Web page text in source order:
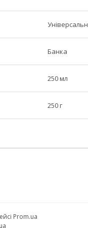
Банка
250 мл
250 г
Prom.ua